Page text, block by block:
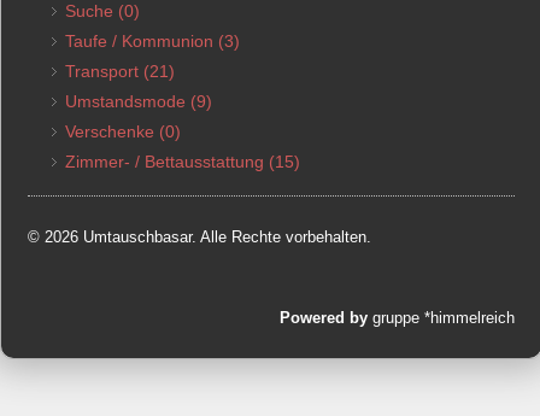
Suche (0)
Taufe / Kommunion (3)
Transport (21)
Umstandsmode (9)
Verschenke (0)
Zimmer- / Bettausstattung (15)
© 2026 Umtauschbasar. Alle Rechte vorbehalten.
Powered by gruppe *himmelreich